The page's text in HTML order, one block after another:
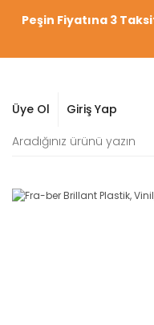
Peşin Fiyatına 3
Üye Ol Giriş Yap